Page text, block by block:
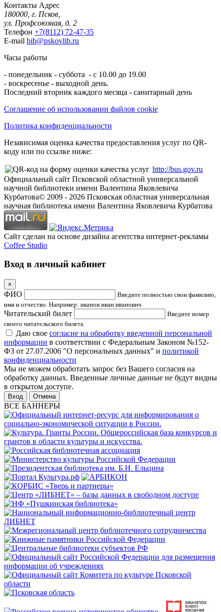
Контакты Адрес
180000, г. Псков,
ул. Профсоюзная, д. 2
Телефон +7(8112) 72-47-35
E-mail bib@pskovlib.ru
Часы работы
- понедельник - суббота - с 10.00 до 19.00
- воскресенье - выходной день.
Последний вторник каждого месяца - санитарный день
Соглашение об использовании файлов cookie
Политика конфиденциальности
Независимая оценка качества предоставления услуг по QR-
коду или по ссылке ниже:
http://bus.gov.ru
Официальный сайт Псковской областной универсальной
научной библиотеки имени Валентина Яковлевича
Курбатова© 2009 - 2026 Псковская областная универсальная
научная библиотека имени Валентина Яковлевича Курбатова
Сайт сделан на основе дизайна агентства интернет-рекламы
Coffee Studio
Вход в личный кабинет
×
ФИО
Введите полностью свои фамилию,
имя и отчество. Например: иванов иван иванович
Читательский билет
Введите номер
своего читательского билета.
Даю свое согласие на обработку введенной персональной
информации в соответствии с Федеральным Законом №152-
ФЗ от 27.07.2006 "О персональных данных" и политикой
конфиденциальности
Мы не можем обработать запрос без Вашего согласия на
обработку данных. Введенные личные данные не будут видны
в открытом доступе.
Отмена
ВСЕ БАННЕРЫ